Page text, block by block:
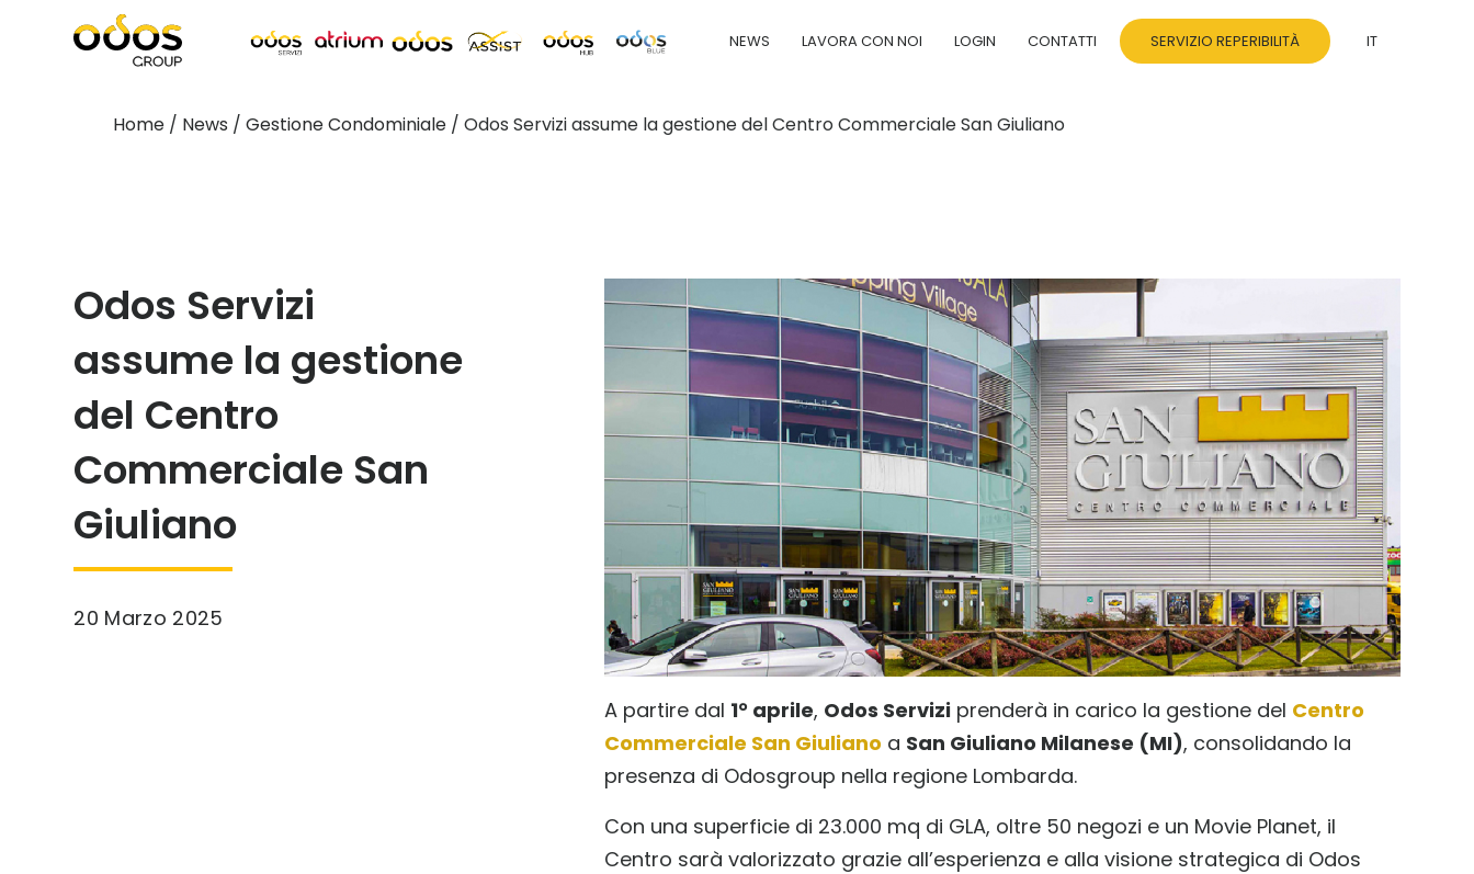
NEWS LAVORA CON NOI LOGIN CONTATTI SERVIZIO REPERIBILITÀ IT
Home / News /Gestione Condominiale /Odos Servizi assume la gestione del Centro Commerciale San Giuliano
Odos Servizi
assume la gestione
del Centro
Commerciale San
Giuliano
20 Marzo 2025
A partire dal 1° aprile, Odos Servizi prenderà in carico la gestione del Centro
Commerciale San Giuliano a San Giuliano Milanese (MI), consolidando la
presenza di Odosgroup nella regione Lombarda.
Con una superficie di 23.000 mq di GLA, oltre 50 negozi e un Movie Planet, il
Centro sarà valorizzato grazie all’esperienza e alla visione strategica di Odos